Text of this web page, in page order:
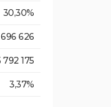
30,30%
626
792 175
3,37%